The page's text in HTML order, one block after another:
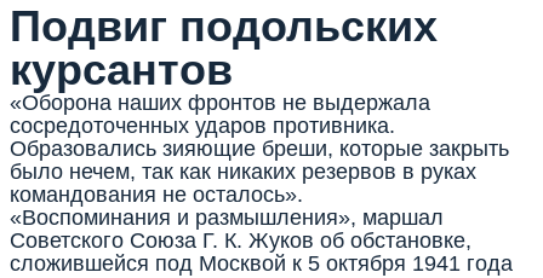
Подвиг подольских
курсантов
«Оборона наших фронтов не выдержала
сосредоточенных ударов противника.
Образовались зияющие бреши, которые закрыть
было нечем, так как никаких резервов в руках
командования не осталось».
«Воспоминания и размышления», маршал
Советского Союза Г. К. Жуков об обстановке,
сложившейся под Москвой к 5 октября 1941 года